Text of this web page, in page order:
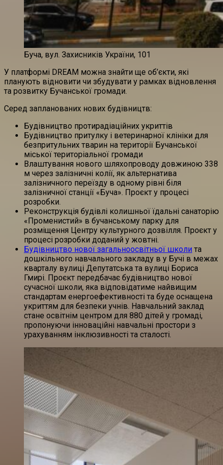
Буча, вул. Захисників України, 101
У платформі DREAM можна знайти ще об’єкти, які
планують відновити чи збудувати у рамках відновлення
та розвитку Бучанської громади.
Серед запланованих нових будівництв:
Будівництво протирадіаційних укриттів
Будівництво притулку і ветеринарної клініки для
безпритульних тварин на території Бучанської
міської територіальної громади
Влаштування нового шляхопроводу довжиною 338
м через залізничні колії, як альтернатива
залізничного переїзду в одному рівні біля
залізничної станції «Буча». Проєкт у процесі
розробки.
Реконструкція будівлі колишньої їдальні санаторію
«Променистий» в бучанському парку для
розміщення Центру культурного дозвілля. Проєкт у
процесі розробки доданий у жовтні.
Будівництво нової загальноосвітньої школи та
дошкільного навчального закладу в у Бучі в межах
кварталу вулиці Депутатська та вулиці Бориса
Гмирі. Проєкт передбачає будівництво нової
сучасної школи, яка відповідатиме найвищим
стандартам енергоефективності та буде оснащена
укриттям для безпеки учнів. Навчальний заклад
стане освітнім центром для 880 дітей у громаді,
пропонуючи інноваційні навчальні простори з
урахуванням інклюзивності та сталості.